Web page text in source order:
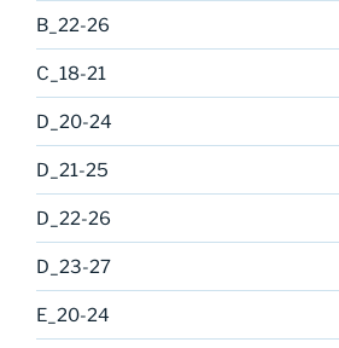
B_22-26
C_18-21
D_20-24
D_21-25
D_22-26
D_23-27
E_20-24